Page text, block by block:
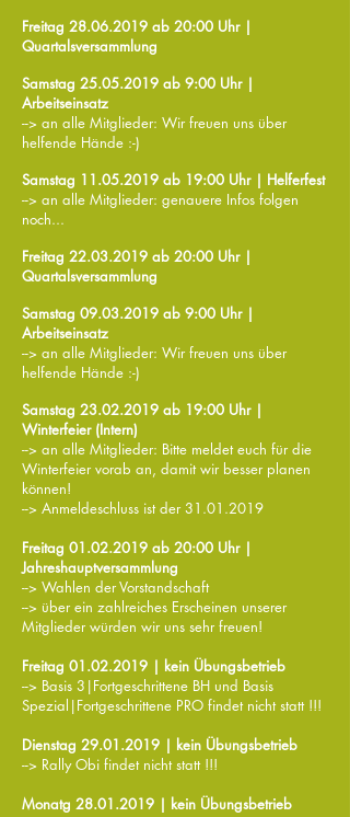
Freitag 28.06.2019 ab 20:00 Uhr |
Quartalsversammlung
Samstag 25.05.2019 ab 9:00 Uhr |
Arbeitseinsatz
--> an alle Mitglieder: Wir freuen uns über
helfende Hände :-)
Samstag 11.05.2019 ab 19:00 Uhr | Helferfest
--> an alle Mitglieder: genauere Infos folgen
noch...
Freitag 22.03.2019 ab 20:00 Uhr |
Quartalsversammlung
Samstag 09.03.2019 ab 9:00 Uhr |
Arbeitseinsatz
--> an alle Mitglieder: Wir freuen uns über
helfende Hände :-)
Samstag 23.02.2019 ab 19:00 Uhr |
Winterfeier (Intern)
--> an alle Mitglieder: Bitte meldet euch für die
Winterfeier vorab an, damit wir besser planen
können!
--> Anmeldeschluss ist der 31.01.2019
Freitag 01.02.2019 ab 20:00 Uhr |
Jahreshauptversammlung
--> Wahlen der Vorstandschaft
--> über ein zahlreiches Erscheinen unserer
Mitglieder würden wir uns sehr freuen!
Freitag 01.02.2019 | kein Übungsbetrieb
--> Basis 3|Fortgeschrittene BH und Basis
Spezial|Fortgeschrittene PRO findet nicht statt !!!
Dienstag 29.01.2019 | kein Übungsbetrieb
--> Rally Obi findet nicht statt !!!
Monatg 28.01.2019 | kein Übungsbetrieb